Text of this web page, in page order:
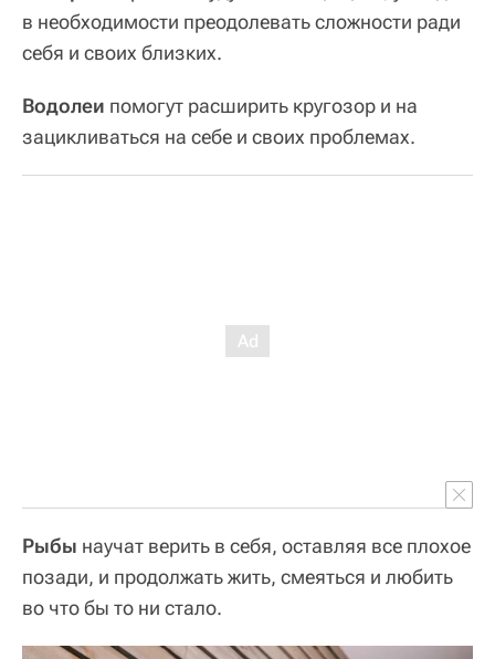
в необходимости преодолевать сложности ради
себя и своих близких.
Водолеи помогут расширить кругозор и на
зацикливаться на себе и своих проблемах.
Рыбы научат верить в себя, оставляя все плохое
позади, и продолжать жить, смеяться и любить
во что бы то ни стало.